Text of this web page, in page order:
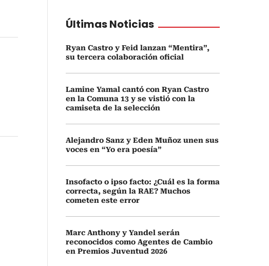
Últimas Noticias
Ryan Castro y Feid lanzan “Mentira”,
su tercera colaboración oficial
Lamine Yamal cantó con Ryan Castro
en la Comuna 13 y se vistió con la
camiseta de la selección
Alejandro Sanz y Eden Muñoz unen sus
voces en “Yo era poesía”
Insofacto o ipso facto: ¿Cuál es la forma
correcta, según la RAE? Muchos
cometen este error
Marc Anthony y Yandel serán
reconocidos como Agentes de Cambio
en Premios Juventud 2026